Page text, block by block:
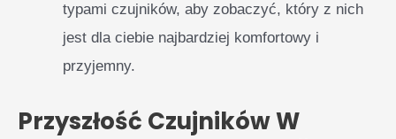
typami czujników, aby zobaczyć, który z nich
jest dla ciebie najbardziej komfortowy i
przyjemny.
Przyszłość Czujników W